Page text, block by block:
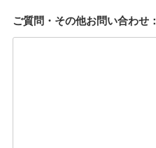
ご質問・その他お問い合わせ：